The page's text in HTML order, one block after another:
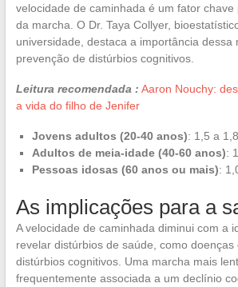
velocidade de caminhada é um fator
da marcha. O Dr. Taya Collyer,
universidade, destaca a importância dessa
prevenção de distúrbios cognitivos.
Leitura recomendada : Aaron Nouchy:
a vida do filho de Jenifer
Jovens adultos (20-40 anos): 1,5 a
Adultos de meia-idade (40-60 anos):
Pessoas idosas (60 anos ou mais):
As implicações para a
A velocidade de caminhada diminui com a
revelar distúrbios de saúde, como doenças
distúrbios cognitivos. Uma marcha mais
frequentemente associada a um declínio